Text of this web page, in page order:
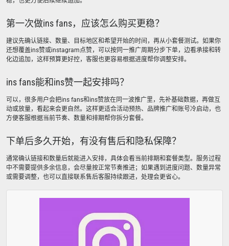
第一次做ins fans，应该怎么购买更稳？
建议先确认链接、数量、目标地区和希望开始的时间，再从小套餐测试。如果你
还想覆盖ins赞或instagram点赞，可以按同一推广周期分步下单，边看承接和转
化边追加，这样预算更好控，客服也更容易根据进度帮你调整安排。
ins fans能和ins赞一起安排吗？
可以，很多用户会把ins fans和ins赞放在同一波推广里，先补基础数据，再做互
动或放量，看起来会更自然。这样更适合活动预热、品牌推广和账号冷启动，也
方便客服根据当前节奏、数量和排期帮你拆分套餐。
下单后多久开始，有没有售后和隐私保障？
通常确认链接和数量后就能进入安排，具体会看当前排期和套餐类型。服务过程
中不需要提供多余信息，会尽量按正常节奏推进；如果遇到进度问题、数量异常
或需要调整，也可以直接联系售后客服持续跟进，处理会更省心。